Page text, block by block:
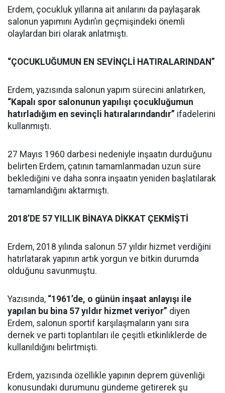
Erdem, çocukluk yıllarına ait anılarını da paylaşarak
salonun yapımını Aydın’ın geçmişindeki önemli
olaylardan biri olarak anlatmıştı.
“ÇOCUKLUĞUMUN EN SEVİNÇLİ HATIRALARINDAN”
Erdem, yazısında salonun yapım sürecini anlatırken,
“Kapalı spor salonunun yapılışı çocukluğumun
hatırladığım en sevinçli hatıralarındandır” ifadelerini
kullanmıştı.
27 Mayıs 1960 darbesi nedeniyle inşaatın durduğunu
belirten Erdem, çatının tamamlanmadan uzun süre
beklediğini ve daha sonra inşaatın yeniden başlatılarak
tamamlandığını aktarmıştı.
2018’DE 57 YILLIK BİNAYA DİKKAT ÇEKMİŞTİ
Erdem, 2018 yılında salonun 57 yıldır hizmet verdiğini
hatırlatarak yapının artık yorgun ve bitkin durumda
olduğunu savunmuştu.
Yazısında, “1961’de, o günün inşaat anlayışı ile
yapılan bu bina 57 yıldır hizmet veriyor” diyen
Erdem, salonun sportif karşılaşmaların yanı sıra
dernek ve parti toplantıları ile çeşitli etkinliklerde de
kullanıldığını belirtmişti.
Erdem, yazısında özellikle yapının deprem güvenliği
konusundaki durumunu gündeme getirerek şu